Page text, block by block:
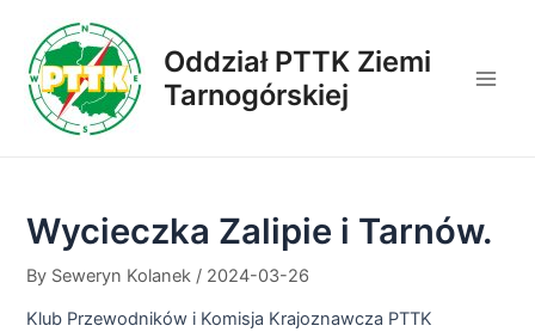
content
Oddział PTTK Ziemi
Tarnogórskiej
Wycieczka Zalipie i Tarnów.
By Seweryn Kolanek / 2024-03-26
Klub Przewodników i Komisja Krajoznawcza PTTK